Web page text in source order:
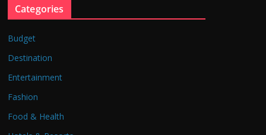
Categories
Budget
Destination
Entertainment
Fashion
Food & Health